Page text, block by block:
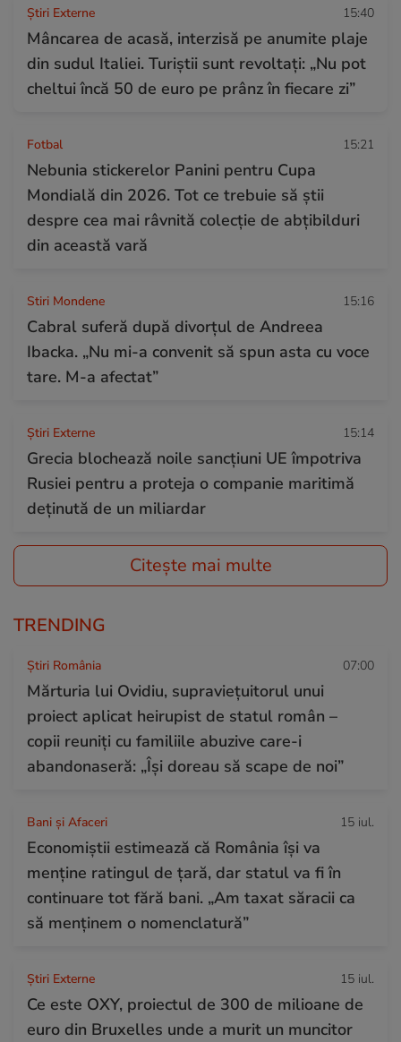
Știri Externe 15:40
Mâncarea de acasă, interzisă pe anumite plaje
din sudul Italiei. Turiștii sunt revoltați: „Nu pot
cheltui încă 50 de euro pe prânz în fiecare zi”
Fotbal 15:21
Nebunia stickerelor Panini pentru Cupa
Mondială din 2026. Tot ce trebuie să știi
despre cea mai râvnită colecție de abțibilduri
din această vară
Stiri Mondene 15:16
Cabral suferă după divorțul de Andreea
Ibacka. „Nu mi-a convenit să spun asta cu voce
tare. M-a afectat”
Știri Externe 15:14
Grecia blochează noile sancțiuni UE împotriva
Rusiei pentru a proteja o companie maritimă
deținută de un miliardar
Citește mai multe
TRENDING
Știri România 07:00
Mărturia lui Ovidiu, supraviețuitorul unui
proiect aplicat heirupist de statul român –
copii reuniți cu familiile abuzive care-i
abandonaseră: „Își doreau să scape de noi”
Bani și Afaceri 15 iul.
Economiștii estimează că România își va
menține ratingul de țară, dar statul va fi în
continuare tot fără bani. „Am taxat săracii ca
să menținem o nomenclatură”
Știri Externe 15 iul.
Ce este OXY, proiectul de 300 de milioane de
euro din Bruxelles unde a murit un muncitor